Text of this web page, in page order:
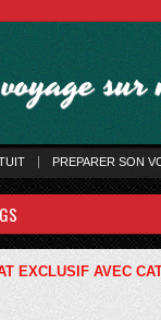
PREPARER SON
EXCLUSIF AVEC